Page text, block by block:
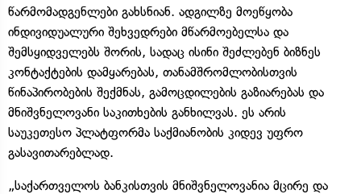
წარმომადგენლები გახსნიან. ადგილზე მოეწყობა
ინდივიდუალური შეხვედრები მწარმოებელსა და
შემსყიდველებს შორის, სადაც ისინი შეძლებენ ბიზნეს
კონტაქტების დამყარებას, თანამშრომლობისთვის
წინაპირობების შექმნას, გამოცდილების გაზიარებას და
მნიშვნელოვანი საკითხების განხილვას. ეს არის
საუკეთესო პლატფორმა საქმიანობის კიდევ უფრო
გასავითარებლად.
„საქართველოს ბანკისთვის მნიშვნელოვანია მცირე და